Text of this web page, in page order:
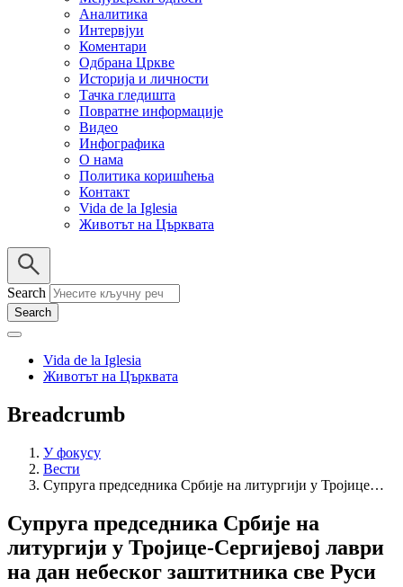
Аналитика
Интервјуи
Коментари
Одбрана Цркве
Историја и личности
Тачка гледишта
Повратне информације
Видео
Инфографика
О нама
Политика коришћења
Контакт
Vida de la Iglesia
Животът на Църквата
Search
Vida de la Iglesia
Животът на Църквата
Breadcrumb
У фокусу
Вести
Супруга председника Србије на литургији у Тројице…
Супруга председника Србије на
литургији у Тројице-Сергијевој лаври
на дан небеског заштитника све Руси